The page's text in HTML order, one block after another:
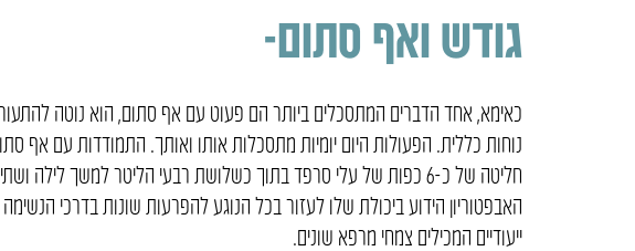
גודש ואף סתום-
כאימא, אחד הדברים המתסכלים ביותר הם פעוט עם אף סתום, הוא נוטה
נוחות כללית. הפעולות היום יומיות מתסכלות אותו ואותך. התמודדות עם אף
חליטה של כ-6 כפות של עלי סרפד בתוך כשלושת רבעי הליטר למשך
האבפטוריון הידוע ביכולת שלו לעזור בכל הנוגע להפרעות שונות בדרכי
ייעודיים המכילים צמחי מרפא שונים.